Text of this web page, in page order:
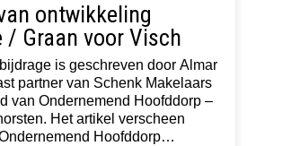
ontwikkeling
/ Graan voor Visch
is geschreven door Almar
partner van Schenk Makelaars
van Ondernemend Hoofddorp –
Het artikel verscheen
Hoofddorp